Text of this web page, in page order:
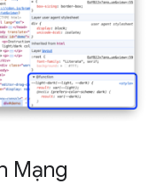
Mạng